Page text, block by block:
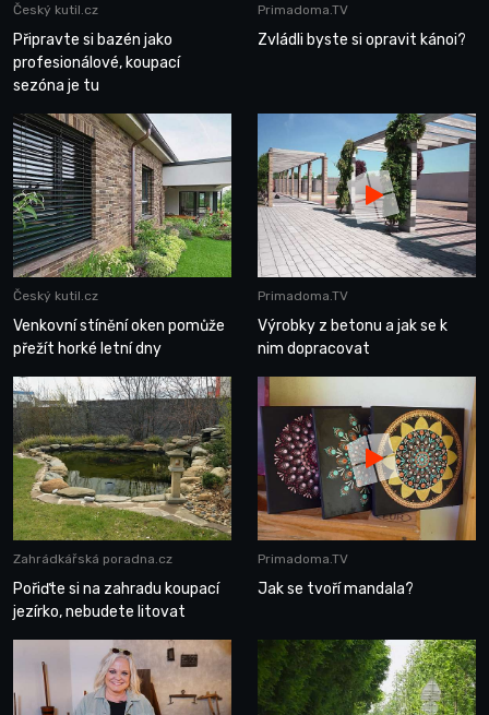
Český kutil.cz
Připravte si bazén jako
profesionálové, koupací
sezóna je tu
Primadoma.TV
Zvládli byste si opravit kánoi?
Český kutil.cz
Venkovní stínění oken pomůže
přežít horké letní dny
Primadoma.TV
Výrobky z betonu a jak se k
nim dopracovat
Zahrádkářská poradna.cz
Pořiďte si na zahradu koupací
jezírko, nebudete litovat
Primadoma.TV
Jak se tvoří mandala?